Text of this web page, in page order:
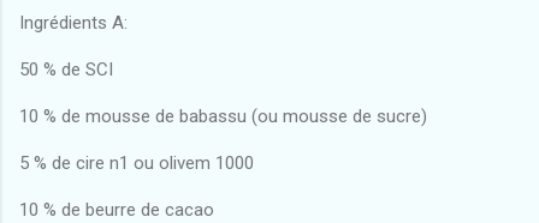
Ingrédients A:
50 % de SCI
10 % de mousse de babassu (ou mousse de sucre)
5 % de cire n1 ou olivem 1000
10 % de beurre de cacao